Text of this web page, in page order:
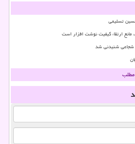
تسلیمی
ارتقاء کیفیت نوشت افزار است
شجاعی شنیدنی شد
مطلب